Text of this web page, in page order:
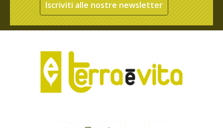
Iscriviti alle nostre newsletter